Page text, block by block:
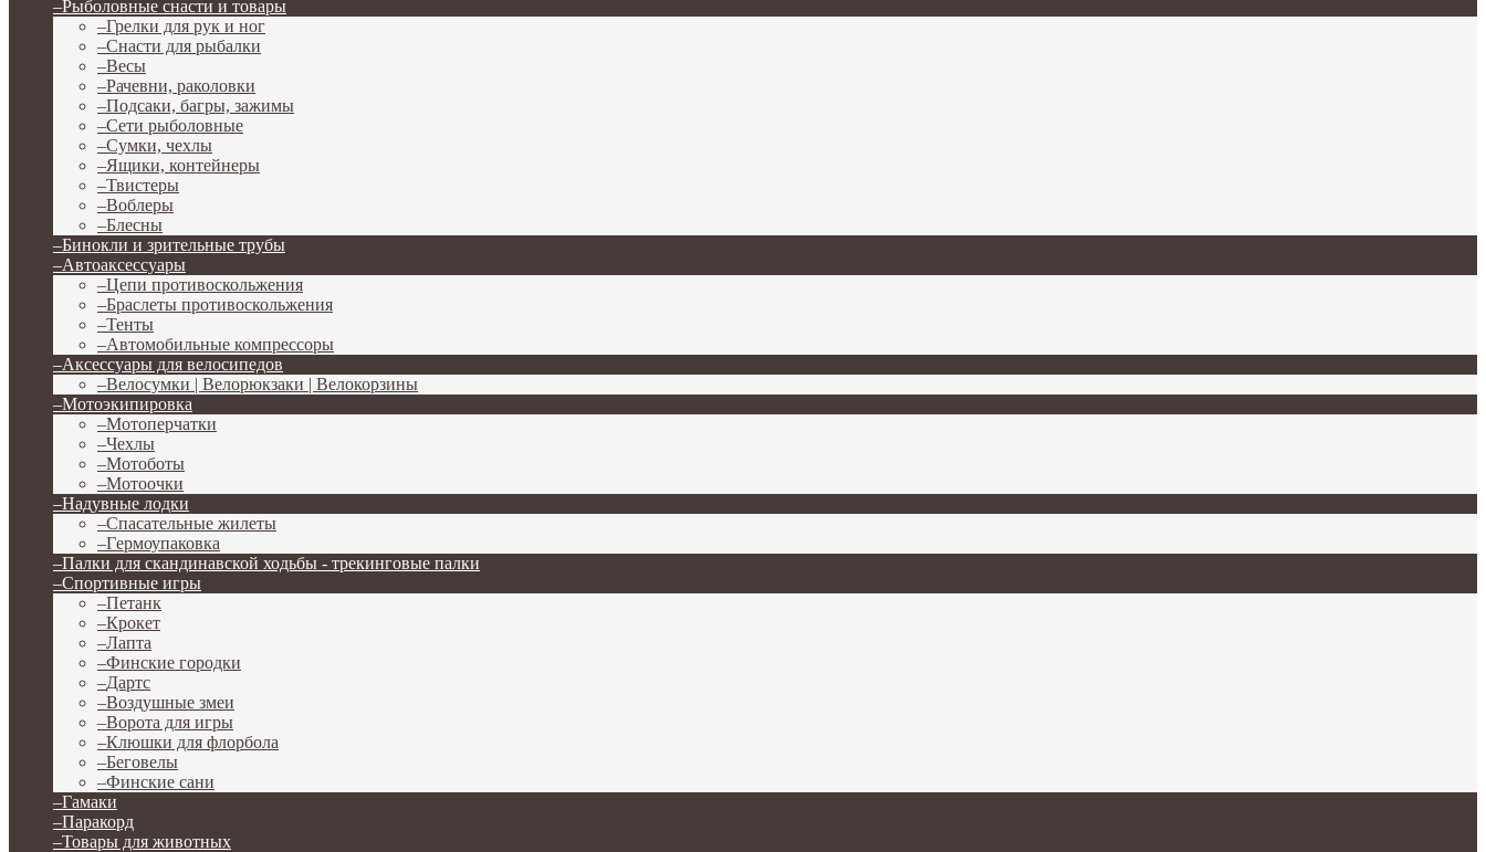
–Рыболовные снасти и товары
–Грелки для рук и ног
–Снасти для рыбалки
–Весы
–Рачевни, раколовки
–Подсаки, багры, зажимы
–Сети рыболовные
–Сумки, чехлы
–Ящики, контейнеры
–Твистеры
–Воблеры
–Блесны
–Бинокли и зрительные трубы
–Автоаксессуары
–Цепи противоскольжения
–Браслеты противоскольжения
–Тенты
–Автомобильные компрессоры
–Аксессуары для велосипедов
–Велосумки | Велорюкзаки | Велокорзины
–Мотоэкипировка
–Мотоперчатки
–Чехлы
–Мотоботы
–Мотоочки
–Надувные лодки
–Спасательные жилеты
–Гермоупаковка
–Палки для скандинавской ходьбы - трекинговые палки
–Спортивные игры
–Петанк
–Крокет
–Лапта
–Финские городки
–Дартс
–Воздушные змеи
–Ворота для игры
–Клюшки для флорбола
–Беговелы
–Финские сани
–Гамаки
–Паракорд
–Товары для животных